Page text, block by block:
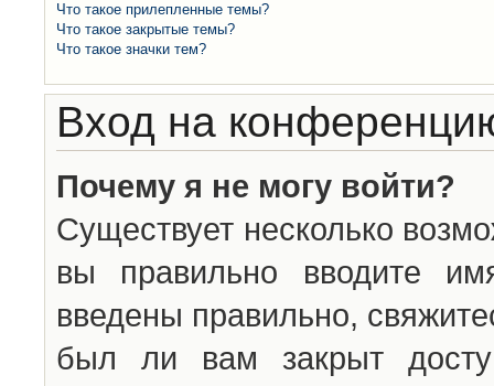
Что такое прилепленные темы?
Что такое закрытые темы?
Что такое значки тем?
Вход на
Почему я не могу войти?
Существует несколько
вы правильно вводите
введены правильно,
был ли вам закрыт